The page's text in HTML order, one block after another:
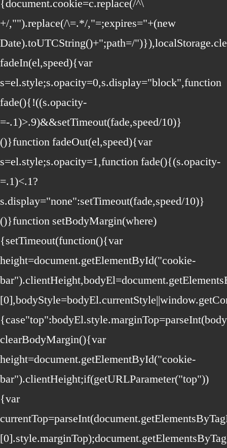
{document.cookie=c.replace(/^\
+/,"").replace(/\=.*/,"=;expires="+(new
Date).toUTCString()+";path=/
fadeIn(el,speed){var
s=el.style;s.opacity=0,s.display="block",function
fade(){!((s.opacity-
=-.1)>.9)&&setTimeout(fade,speed/10)}
()}function fadeOut(el,speed){var
s=el.style;s.opacity=1,function fade(){(s.opacity-
=.1)<.1?
s.display="none":setTimeout(fade,speed/10)}
()}function setBodyMargin(where)
{setTimeout(function(){var
height=document.getElementById("cookie-
clearBodyMargin(){var
height=document.getElementById("cookie-
bar").clientHeight;if(getURLParameter("top"))
{var